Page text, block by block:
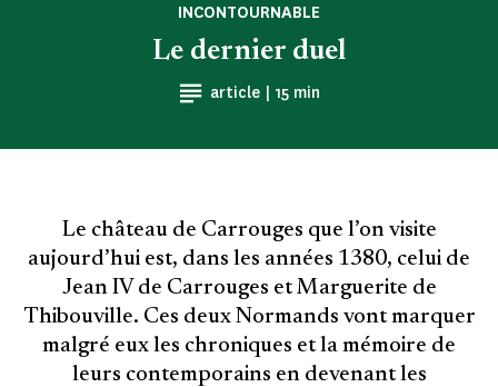
INCONTOURNABLE
article | Temps de Lecture
15 min
Le dernier duel
Le château de Carrouges que l’on visite
aujourd’hui est, dans les années 1380, celui de
Jean IV de Carrouges et Marguerite de
Thibouville. Ces deux Normands vont marquer
malgré eux les chroniques et la mémoire de
leurs contemporains en devenant les